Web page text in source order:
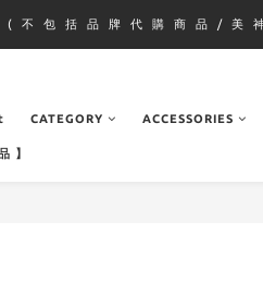
不 包 括 品 牌 代 購 商 品 / 美
CATEGORY ACCESSORIES
】